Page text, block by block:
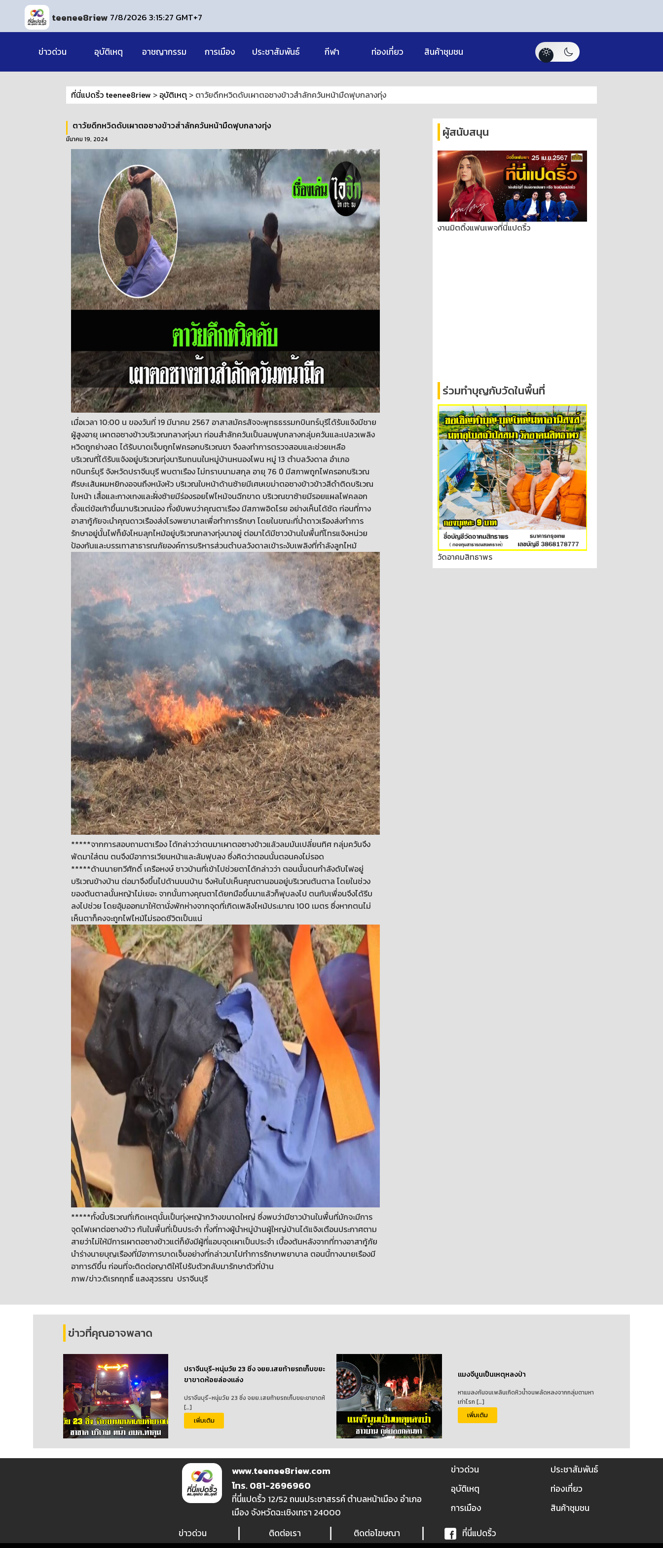
teenee8riew 7/8/2026 3:15:28 GMT+7
ข่าวด่วน อุบัติเหตุ อาชญากรรม การเมือง ประชาสัมพันธ์ กีฬา ท่องเที่ยว สินค้าชุมชน
ที่นี่แปดริ้ว teenee8riew > อุบัติเหตุ > ตาวัยดึกหวิดดับเผาตอซางข้าวสำลักควันหน้ามืดฟุบกลางทุ่ง
ตาวัยดึกหวิดดับเผาตอซางข้าวสำลักควันหน้ามืดฟุบกลางทุ่ง
มีนาคม 19, 2024
เมื่อเวลา 10:00 น ของวันที่ 19 มีนาคม 2567 อาสาสมัครสัจจะพุทธธรรมกบินทร์บุรีได้รับแจ้งมีชาย
ผู้สูงอายุ เผาตอซางข้าวบริเวณกลางทุ่งนา ก่อนสำลักควันเป็นลมฟุบกลางกลุ่มควันและเปลวเพลิง
หวิดถูกย่างสด ได้รับบาดเจ็บถูกไฟครอกบริเวณขา จึงลงทำการตรวจสอบและช่วยเหลือ
บริเวณที่ได้รับแจ้งอยู่บริเวณทุ่งนาริมถนนในหมู่บ้านหนองโพน หมู่ 13 ตำบลวังดาล อำเภอ
กบินทร์บุรี จังหวัดปราจีนบุรี พบตาเรือง ไม่ทราบนามสกุล อายุ 76 ปี มีสภาพถูกไฟครอกบริเวณ
ศีรษะเส้นผมหยิกงอจนถึงหนังหัว บริเวณใบหน้าด้านซ้ายมีเศษเขม่าตอซางข้าวข้าวสีดำติดบริเวณ
ใบหน้า เสื้อและกางเกงและฝั่งซ้ายมีร่องรอยไฟไหม้จนฉีกขาด บริเวณขาซ้ายมีรอยแผลไฟคลอก
ตั้งแต่ข้อเท้าขึ้นมาบริเวณน่อง ทั้งยับพบว่าคุณตาเรือง มีสภาพอิดโรย อย่างเห็นได้ชัด ก่อนที่ทาง
อาสากู้ภัยจะนำคุณดาวเรืองส่งโรงพยาบาลเพื่อทำการรักษา โดยในขณะที่นำดาวเรืองส่งทำการ
รักษาอยู่นั้นไฟก็ยังโหมลุกไหม้อยู่บริเวณกลางทุ่งนาอยู่ ต่อมาได้มีชาวบ้านในพื้นที่โทรแจ้งหน่วย
ป้องกันและบรรเทาสาธารณภัยองค์การบริหารส่วนตำบลวังดาลเข้าระงับเพลิงที่กำลังลูกไหม้
*****จากการสอบถามตาเรือง ได้กล่าวว่าตนมาเผาตอซางข้าวแล้วลมมันเปลี่ยนทิศ กลุ่มควันจึง
พัดมาใส่ตน ตนจึงมีอาการเวียนหน้าและล้มฟุบลง ซึ่งคิดว่าตอนนั้นตอนคงไม่รอด
*****ด้านนายทวีศักดิ์ เครือหงษ์ ชาวบ้านที่เข้าไปช่วยตาได้กล่าวว่า ตอนนั้นตนกำลังดับไฟอยู่
บริเวณข้างบ้าน ต่อมาจึงขึ้นไปด้านบนบ้าน จึงหันไปเห็นคุณตานอนอยู่บริเวณต้นตาล โดยในช่วง
ของต้นตาลนั้นหญ้าไม่เยอะ จากนั้นทางคุณตาได้ยกมือขึ้นมาแล้วก็ฟุบลงไป ตนกับเพื่อนจึงได้รีบ
ลงไปช่วย โดยอุ้มออกมาให้ตานั่งพักห่างจากจุดที่เกิดเพลิงไหม้ประมาณ 100 เมตร ซึ่งหากตนไม่
เห็นตาก็คงจะถูกไฟไหม้ไม่รอดชีวิตเป็นแน่
*****ทั้งนี้บริเวณที่เกิดเหตุนั้นเป็นทุ่งหญ้ากว้างขนาดใหญ่ ซึ่งพบว่ามีชาวบ้านในพื้นที่มักจะมีการ
จุดไฟเผาต่อซางข้าว กันในพื้นที่เป็นประจำ ทั้งที่ทางผู้นำหมู่บ้านผู้ใหญ่บ้านได้แจ้งเตือนประกาศตาม
สายว่าไม่ให้มีการเผาตอซางข้าวแต่ก็ยังมีผู้ที่แอบจุดเผาเป็นประจำ เบื้องต้นหลังจากที่ทางอาสากู้ภัย
นำร่างนายบุญเรืองที่มีอาการบาดเจ็บอย่างที่กล่าวมาไปทำการรักษาพยาบาล ตอนนี้ทางนายเรืองมี
อาการดีขึ้น ก่อนที่จะติดต่อญาติให้ไปรับตัวกลับมารักษาตัวที่บ้าน
ภาพ/ข่าว:ดิเรกฤทธิ์ แสงสุวรรณ ปราจีนบุรี
ผู้สนับสนุน
งานมิตติ้งแฟนเพจที่นี่แปดริ้ว
ร่วมทำบุญกับวัดในพื้นที่
วัดอาคมสิทธาพร
ข่าวที่คุณอาจพลาด
ปราจีนบุรี-หนุ่มวัย 23 ซิ่ง จยย.เสยท้ายรถเก็บขยะ
ขาขาดห้อยล่องแล่ง
ปราจีนบุรี-หนุ่มวัย 23 ซิ่ง จยย.เสยท้ายรถเก็บขยะขาขาดห้
[…]
เพิ่มเติม
แมงจีนูนเป็นเหตุหลงป่า
หาแมลงกันจนเพลินเกิดหิวน้ำจนพลัดหลงจากกลุ่มตามหา
เท่าไรก […]
เพิ่มเติม
www.teenee8riew.com
โทร. 081-2696960
ที่นี่แปดริ้ว 12/52 ถนนประชาสรรค์ ตำบลหน้าเมือง อำเภอ
เมือง จังหวัดฉะเชิงเทรา 24000
ข่าวด่วน
อุบัติเหตุ
การเมือง
ประชาสัมพันธ์
ท่องเที่ยว
สินค้าชุมชน
ข่าวด่วน
ติดต่อเรา ติดต่อโฆษณา ที่นี่แปดริ้ว